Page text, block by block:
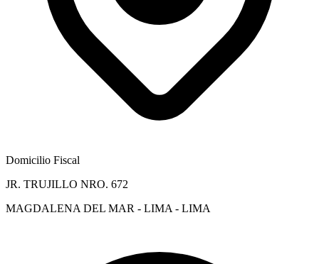
Domicilio Fiscal
JR. TRUJILLO NRO. 672
MAGDALENA DEL MAR - LIMA - LIMA